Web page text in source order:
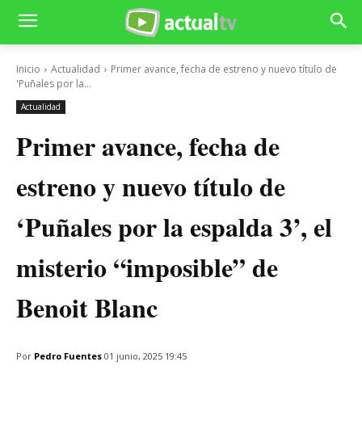
Inicio Actualidad
Primer avance, fecha de estreno y nuevo título de
'Puñales por la...
Actualidad
Primer avance, fecha de
estreno y nuevo título de
‘Puñales por la espalda 3’, el
misterio “imposible” de
Benoit Blanc
Por Pedro Fuentes 01 junio, 2025 19:45